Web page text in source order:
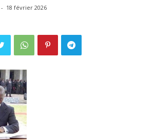
- 18 février 2026